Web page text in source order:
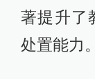
著提升了
处置能力。